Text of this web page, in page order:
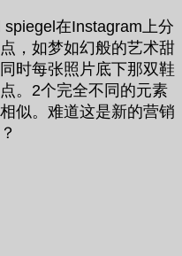
在Instagram上分
，如梦如幻般的艺术甜
时每张照片底下那双鞋
。2个完全不同的元素
似。难道这是新的营销